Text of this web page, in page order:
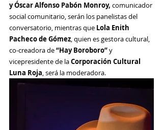
y Óscar Alfonso Pabón Monroy, comunicador
social comunitario, serán los panelistas del
conversatorio, mientras que Lola Enith
Pacheco de Gómez, quien es gestora cultural,
co-creadora de “Hay Boroboro” y
vicepresidente de la Corporación Cultural
Luna Roja, será la moderadora.